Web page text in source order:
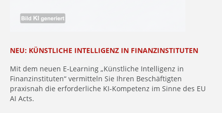
NEU: KÜNSTLICHE INTELLIGENZ IN FINANZINSTITUTEN
Mit dem neuen E‑Learning „Künstliche Intelligenz in
Finanzinstituten“ vermitteln Sie Ihren Beschäftigten
praxisnah die erforderliche KI‑Kompetenz im Sinne des EU
AI Acts.